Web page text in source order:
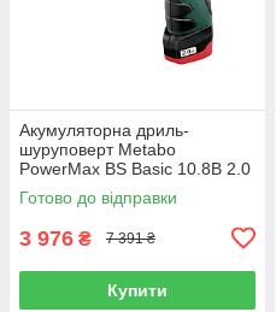
Акумуляторна дриль-
шуруповерт Metabo
PowerMax BS Basic 10.8В 2.0
Ач (600984000)
Готово до відправки
3 976 ₴ 7 391 ₴
Купити